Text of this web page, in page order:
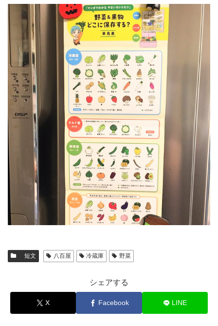
短文 八百屋 冷蔵庫 野菜
シェアする
X Facebook LINE